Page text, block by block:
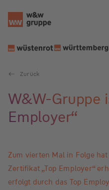
Zurück
W&W-Gruppe
Employer“
Zum vierten Mal in Folge
Zertifikat „Top Employer“
erfolgt durch das Top